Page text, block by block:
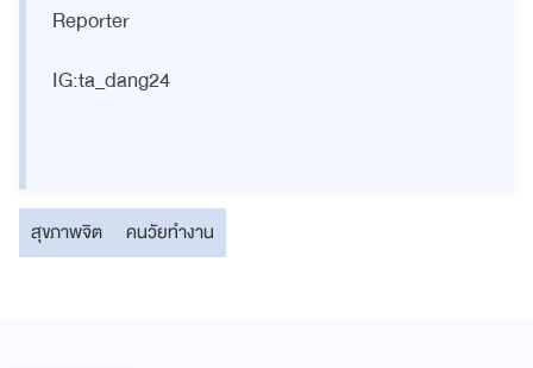
Reporter
IG:ta_dang24
สุขภาพจิต คนวัยทำงาน